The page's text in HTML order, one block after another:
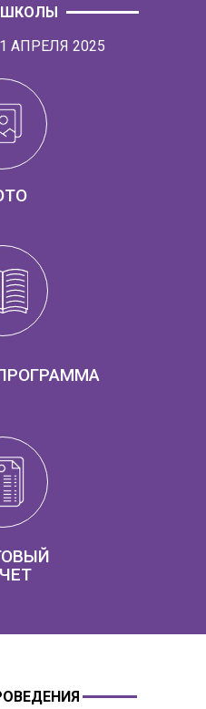
медицина
на Школу
Нижегородской
области
АПРЕЛЯ 2025
ШКОЛЫ
GO!